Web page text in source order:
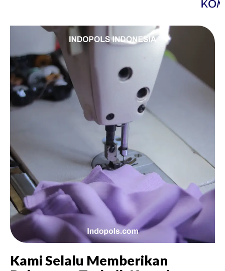
Kami Selalu Memberikan